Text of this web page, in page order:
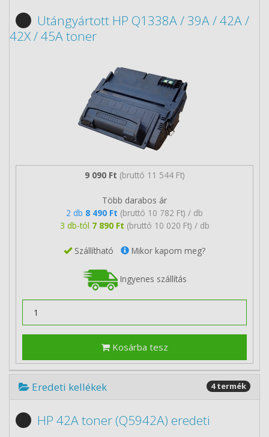
Utángyártott HP Q1338A / 39A / 42A /
42X / 45A toner
9 090 Ft (bruttó 11 544 Ft)
Több darabos ár
2 db 8 490 Ft (bruttó 10 782 Ft) / db
3 db-tól 7 890 Ft (bruttó 10 020 Ft) / db
Szállítható Mikor kapom meg?
Ingyenes szállítás
Kosárba tesz
Eredeti kellékek 4 termék
HP 42A toner (Q5942A) eredeti